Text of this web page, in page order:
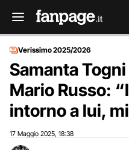
Verissimo 2025/2026
Samanta
Mario Russo:
intorno a lui,
17 Maggio 2025 18:38